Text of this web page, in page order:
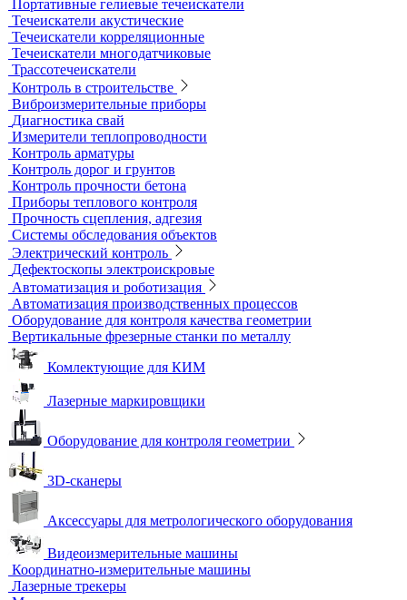
Абразиометры
Блескомеры, колориметры
Контроль герметичности
Вакуумные рамки
Вакуумные установки
Портативные гелиевые течеискатели
Течеискатели акустические
Течеискатели корреляционные
Течеискатели многодатчиковые
Трассотечеискатели
Контроль в строительстве
Виброизмерительные приборы
Диагностика свай
Измерители теплопроводности
Контроль арматуры
Контроль дорог и грунтов
Контроль прочности бетона
Приборы теплового контроля
Прочность сцепления, адгезия
Системы обследования объектов
Электрический контроль
Дефектоскопы электроискровые
Автоматизация и роботизация
Автоматизация производственных процессов
Оборудование для контроля качества геометрии
Вертикальные фрезерные станки по металлу
Лазерные маркировщики
Оборудование для контроля геометрии
3D-сканеры